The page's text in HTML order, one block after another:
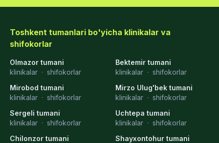
Toshkent tumanlari bo'yicha klinikalar va
shifokorlar
Olmazor tumani
klinikalar · shifokorlar
Bektemir tumani
klinikalar · shifokorlar
Mirobod tumani
klinikalar · shifokorlar
Mirzo Ulug'bek tumani
klinikalar · shifokorlar
Sergeli tumani
klinikalar · shifokorlar
Uchtepa tumani
klinikalar · shifokorlar
Chilonzor tumani
Shayxontohur tumani